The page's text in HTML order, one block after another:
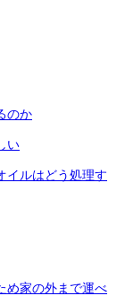
のか
い
イルはどう処理す
め家の外まで運べ